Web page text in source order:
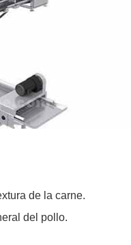
de la carne.
del pollo.